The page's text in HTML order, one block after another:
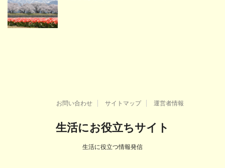
お問い合わせ サイトマップ 運営者情報
生活にお役立ちサイト
生活に役立つ情報発信